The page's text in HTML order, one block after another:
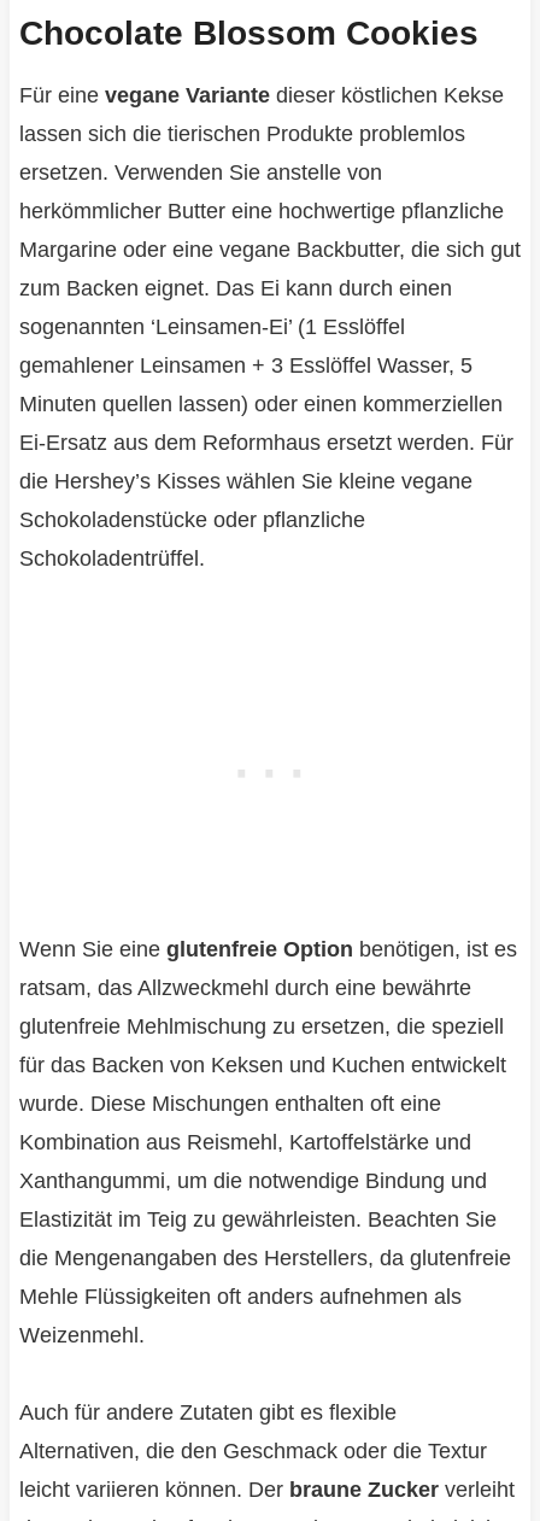
Chocolate Blossom Cookies
Für eine vegane Variantedieser köstlichen Kekse
lassen sich die tierischen Produkte problemlos
ersetzen. Verwenden Sie anstelle von
herkömmlicher Butter eine hochwertige pflanzliche
Margarine oder eine vegane Backbutter, die sich gut
zum Backen eignet. Das Ei kann durch einen
sogenannten ‘Leinsamen-Ei’ (1 Esslöffel
gemahlener Leinsamen + 3 Esslöffel Wasser, 5
Minuten quellen lassen) oder einen kommerziellen
Ei-Ersatz aus dem Reformhaus ersetzt werden. Für
die Hershey’s Kisses wählen Sie kleine vegane
Schokoladenstücke oder pflanzliche
Schokoladentrüffel.
Wenn Sie eine glutenfreie Option benötigen, ist es
ratsam, das Allzweckmehl durch eine bewährte
glutenfreie Mehlmischung zu ersetzen, die speziell
für das Backen von Keksen und Kuchen entwickelt
wurde. Diese Mischungen enthalten oft eine
Kombination aus Reismehl, Kartoffelstärke und
Xanthangummi, um die notwendige Bindung und
Elastizität im Teig zu gewährleisten. Beachten Sie
die Mengenangaben des Herstellers, da glutenfreie
Mehle Flüssigkeiten oft anders aufnehmen als
Weizenmehl.
Auch für andere Zutaten gibt es flexible
Alternativen, die den Geschmack oder die Textur
leicht variieren können. Der braune Zuckerverleiht